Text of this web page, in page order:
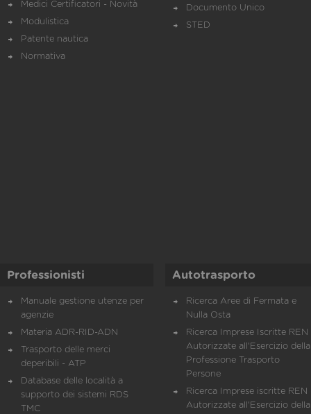
Medici Certificatori - Novità
Modulistica
Patente nautica
Normativa
Documento Unico
STED
Professionisti
Manuale gestione utenze per
agenzie
Materia ADR-RID-ADN
Trasporto delle merci
deperibili - ATP
Database delle località a
supporto dei sistemi RDS
TMC
Autotrasporto
Ricerca Aree di Fermata e
Nulla Osta
Ricerca Imprese Iscritte REN
Autorizzate all'Esercizio della
Professione Trasporto
Persone
Ricerca Imprese iscritte REN
Autorizzate all'Esercizio della